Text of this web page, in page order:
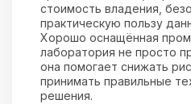
стоимость владения,
практическую пользу
Хорошо оснащённая
лаборатория не просто
она помогает снижать
принимать правильные
решения.